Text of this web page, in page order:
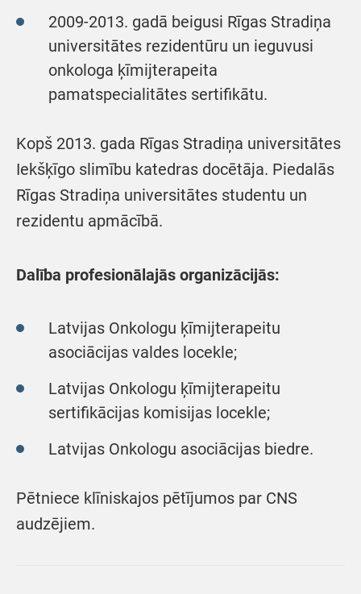
2009-2013. gadā beigusi Rīgas Stradiņa
universitātes rezidentūru un ieguvusi
onkologa ķīmijterapeita
pamatspecialitātes sertifikātu.
Kopš 2013. gada Rīgas Stradiņa universitātes
Iekšķīgo slimību katedras docētāja. Piedalās
Rīgas Stradiņa universitātes studentu un
rezidentu apmācībā.
Dalība profesionālajās organizācijās:
Latvijas Onkologu ķīmijterapeitu
asociācijas valdes locekle;
Latvijas Onkologu ķīmijterapeitu
sertifikācijas komisijas locekle;
Latvijas Onkologu asociācijas biedre.
Pētniece klīniskajos pētījumos par CNS
audzējiem.